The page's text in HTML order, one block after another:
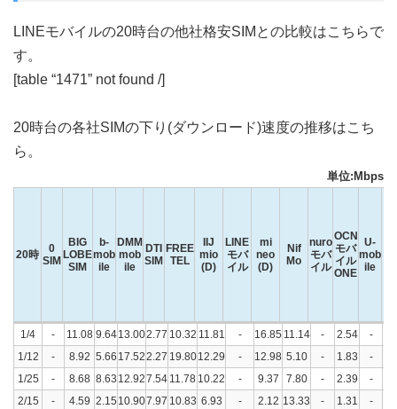
LINEモバイルの20時台の他社格安SIMとの比較はこちらで
す。
[table “1471” not found /]
20時台の各社SIMの下り(ダウンロード)速度の推移はこち
ら。
単位:Mbps
20時
0
SIM
BIG
LOBE
SIM
b-
mob
ile
DMM
mob
ile
DTI
SIM
FREE
TEL
IIJ
mio
(D)
LINE
モバ
イル
mi
neo
(D)
Nif
Mo
nuro
モバ
イル
OCN
モバ
イル
ONE
U-
mob
ile
20時
BIG
LOBE
SIM
b-
mob
ile
DMM
mob
ile
DTI
SIM
FREE
TEL
IIJ
mio
(D)
mi
neo
(D)
Nif
Mo
OCN
モバ
イル
ONE
1/4 - 11.08 9.6413.002.77 10.32 11.81 - 16.85 11.14 - 2.54 -
1/12
- 8.92 5.66 17.522.27 19.8012.29 - 12.98 5.10 - 1.83 -
1/25
- 8.68 8.63 12.927.54 11.78 10.22 - 9.37 7.80 - 2.39 -
2/15
- 4.59 2.15 10.907.97 10.83 6.93 - 2.12 13.33 - 1.31 -